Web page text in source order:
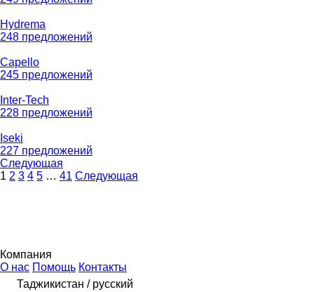
Hydrema
248 предложений
Capello
245 предложений
Inter-Tech
228 предложений
Iseki
227 предложений
Следующая
1 2 3 4 5 … 41 Следующая
Компания
О нас Помощь Контакты
Таджикистан / русский